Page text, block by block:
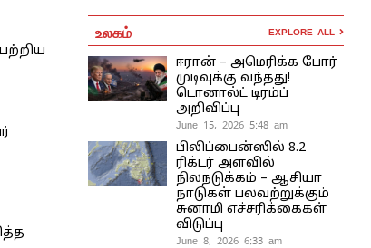
உலகம் EXPLORE ALL
ஈரான் – அமெரிக்க போர்
முடிவுக்கு வந்தது!
டொனால்ட் டிரம்ப்
அறிவிப்பு
June 15, 2026 5:48 am
பிலிப்பைன்ஸில் 8.2
ரிக்டர் அளவில்
நிலநடுக்கம் – ஆசியா
நாடுகள் பலவற்றுக்கும்
சுனாமி எச்சரிக்கைகள்
விடுப்பு
June 8, 2026 6:33 am